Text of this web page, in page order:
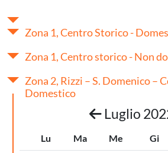
Zona 1, Centro Storico -
Zona 1, Centro storico - Non
Zona 2, Rizzi – S. Domenico –
Domestico
Luglio
Lu Ma Me Gi